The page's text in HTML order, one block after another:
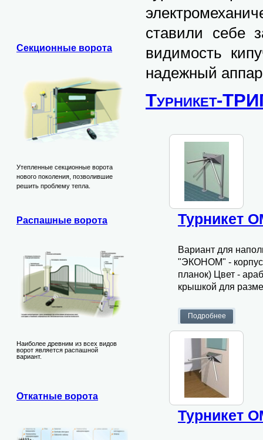
Секционные ворота
Утепленные секционные ворота
нового поколения, позволившие
решить проблему тепла.
Распашные ворота
Наиболее древним из всех видов
ворот является распашной
вариант.
Откатные ворота
ставили себе
видимость
надежный
Турникет-
Турникет
Вариант для
"ЭКОНОМ" - корпус
планок) Цвет -
крышкой для
Турникет